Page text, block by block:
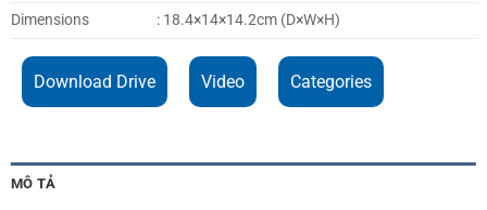
Dimensions
: 18.4×14×14.2cm (D×W×H)
Download Drive Video Categories
MÔ TẢ